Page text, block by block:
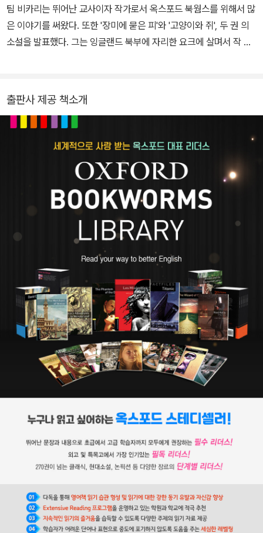
팀 비카리는 뛰어난 교사이자 작가로서 옥스포드 북웜스를 위해서 많
은 이야기를 써왔다. 또한 '장미에 묻은 피'와 '고양이와 쥐', 두 권 의
소설을 발표했다. 그는 잉글랜드 북부에 자리한 요크에 살며서 작 품
출판사 제공 책소개